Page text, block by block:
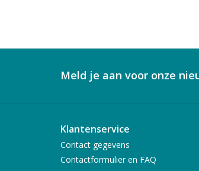
Meld je aan voor onze
Klantenservice
Contact gegevens
Contactformulier en FAQ